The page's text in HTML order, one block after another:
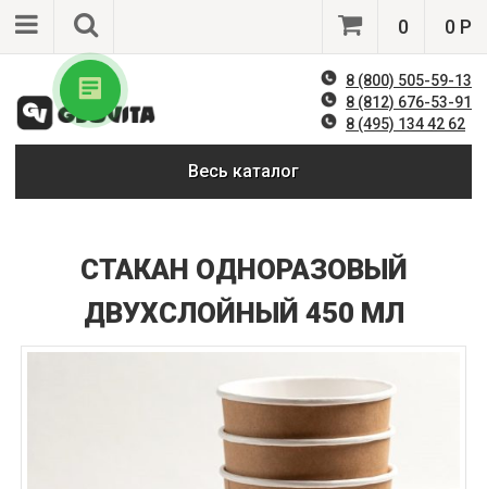
0 0 Р
8 (800) 505-59-13
8 (812) 676-53-91
8 (495) 134 42 62
Весь каталог
СТАКАН ОДНОРАЗОВЫЙ
ДВУХСЛОЙНЫЙ 450 МЛ